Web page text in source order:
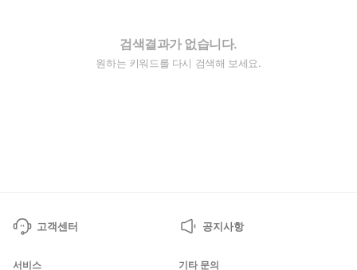
검색결과가 없습니다.
원하는 키워드를 다시 검색해 보세요.
고객센터 공지사항
서비스 기타 문의